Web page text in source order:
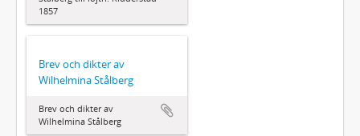
1857
Brev och dikter av
Wilhelmina Stålberg
Brev och dikter av
Wilhelmina Stålberg